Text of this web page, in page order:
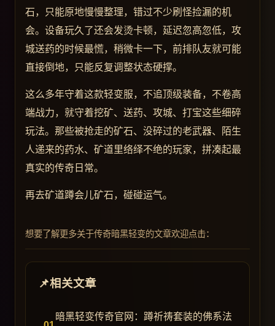
石，只能原地慢慢整理，错过不少刷怪捡漏的机
会。设备玩久了还会发烫卡顿，延迟忽高忽低，攻
城送药的时候最慌，稍微卡一下，前排队友就可能
直接倒地，只能反复调整状态硬撑。
这么多年守着这款轻变服，不追顶级装备，不卷高
端战力，就守着挖矿、送药、攻城、打宝这些细碎
玩法。那些被抢走的矿石、没碎过的老武器、陌生
人递来的药水、矿道里络绎不绝的玩家，拼凑起最
真实的传奇日常。
再去矿道蹲会儿矿石，碰碰运气。
想要了解更多关于传奇暗黑轻变的文章欢迎点击：
相关文章
暗黑轻变传奇官网：蹲祈祷套装的佛系法